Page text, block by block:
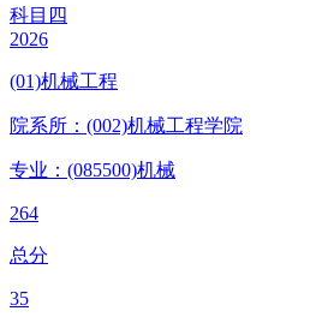
科目四
2026
(01)机械工程
院系所：(002)机械工程学院
专业：(085500)机械
264
总分
35